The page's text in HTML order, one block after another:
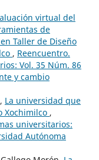
virtual del
de
Taller de Diseño
, Reencuentro.
Vol. 35 Núm. 86
y cambio
La universidad que
Xochimilco ,
universitarios:
Autónoma